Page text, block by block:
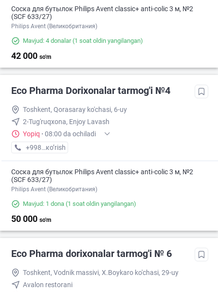
Соска для бутылок Philips Avent classic+ anti-colic 3 м, №2
(SCF 633/27)
Philips Avent (Великобритания)
Mavjud: 4 donalar(1 soat oldin yangilangan)
42 000 so'm
Eco Pharma Dorixonalar tarmog'i №4
Toshkent, Qorasaray ko'chasi, 6-uy
2-Tug'ruqxona, Enjoy Lavash
Yopiq · 08:00 da ochiladi
+998 (55) XXX-XX-XX
кo’rish
Соска для бутылок Philips Avent classic+ anti-colic 3 м, №2
(SCF 633/27)
Philips Avent (Великобритания)
Mavjud: 1 dona (1 soat oldin yangilangan)
50 000 so'm
Eco Pharma dorixonalar tarmog'i № 6
Toshkent, Vodnik massivi, X.Boykaro ko'chasi, 29-uy
Avalon restorani